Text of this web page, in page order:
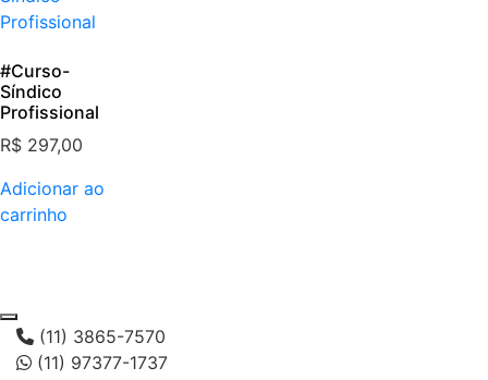
#Curso-
Síndico
Profissional
R$ 297,00
Adicionar ao
carrinho
(11) 3865-7570
(11) 97377-1737